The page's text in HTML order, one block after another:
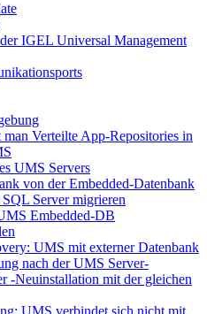
IGEL Universal Management
man Verteilte App-Repositories in
UMS Servers
von der Embedded-Datenbank
Server migrieren
Embedded-DB
UMS mit externer Datenbank
nach der UMS Server-
-Neuinstallation mit der gleichen
UMS verbindet sich nicht mit